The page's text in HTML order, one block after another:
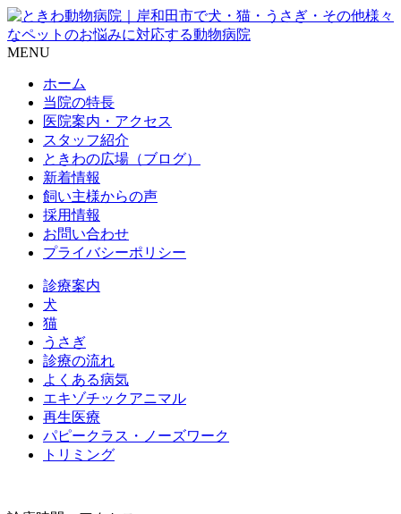
MENU
ホーム
当院の特長
医院案内・アクセス
スタッフ紹介
ときわの広場（ブログ）
新着情報
飼い主様からの声
採用情報
お問い合わせ
プライバシーポリシー
診療案内
犬
猫
うさぎ
診療の流れ
よくある病気
エキゾチックアニマル
再生医療
パピークラス・ノーズワーク
トリミング